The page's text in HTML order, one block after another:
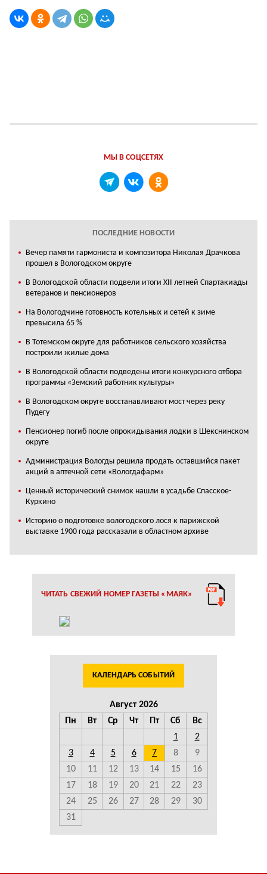
МЫ В СОЦСЕТЯХ
ПОСЛЕДНИЕ НОВОСТИ
Вечер памяти гармониста и композитора Николая Драчкова
прошел в Вологодском округе
В Вологодской области подвели итоги XII летней Спартакиады
ветеранов и пенсионеров
На Вологодчине готовность котельных и сетей к зиме
превысила 65 %
В Тотемском округе для работников сельского хозяйства
построили жилые дома
В Вологодской области подведены итоги конкурсного отбора
программы «Земский работник культуры»
В Вологодском округе восстанавливают мост через реку
Пудегу
Пенсионер погиб после опрокидывания лодки в Шекснинском
округе
Администрация Вологды решила продать оставшийся пакет
акций в аптечной сети «Вологдафарм»
Ценный исторический снимок нашли в усадьбе Спасское-
Куркино
Историю о подготовке вологодского лося к парижской
выставке 1900 года рассказали в областном архиве
ЧИТАТЬ СВЕЖИЙ НОМЕР ГАЗЕТЫ «МАЯК»
КАЛЕНДАРЬ СОБЫТИЙ
Август 2026
Пн
Вт Ср Чт Пт Сб
Вс
1
2
3
4 5 6 7 8
9
10
11 12 13 14 15
16
17
18 19 20 21 22
23
24
25 26 27 28 29
30
31